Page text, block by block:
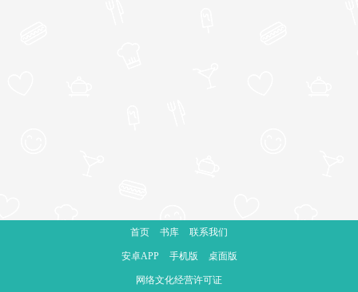
首页 书库 联系我们
安卓APP 手机版 桌面版
网络文化经营许可证